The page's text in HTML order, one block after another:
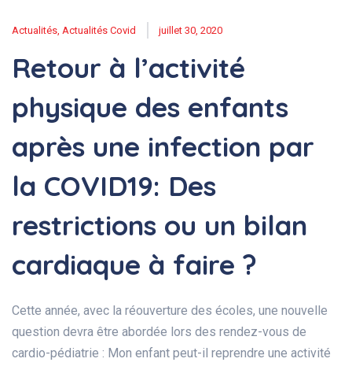
Actualités, Actualités Covid juillet 30, 2020
Retour à l’activité
physique des enfants
après une infection par
la COVID19: Des
restrictions ou un bilan
cardiaque à faire ?
Cette année, avec la réouverture des écoles, une nouvelle
question devra être abordée lors des rendez-vous de
cardio-pédiatrie : Mon enfant peut-il reprendre une activité